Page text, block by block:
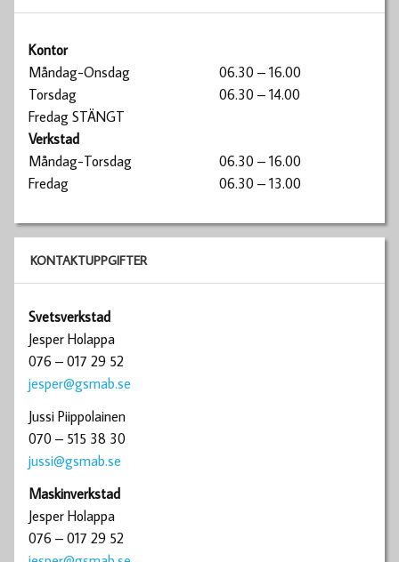
Kontor
Måndag-Onsdag
06.30 – 16.00
Torsdag
06.30 – 14.00
Fredag STÄNGT
Verkstad
Måndag-Torsdag
06.30 – 16.00
Fredag
06.30 – 13.00
KONTAKTUPPGIFTER
Svetsverkstad
Jesper Holappa
076 – 017 29 52
jesper@gsmab.se
Jussi Piippolainen
070 – 515 38 30
jussi@gsmab.se
Maskinverkstad
Jesper Holappa
076 – 017 29 52